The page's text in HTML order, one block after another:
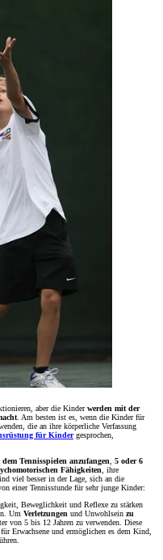
aber die Kinderwerden mit der
. Am besten ist es, wenn die Kinder für
die an ihre körperliche Verfassung
für Kindergesprochen,
Tennisspielen anzufangen
5 oder 6
Fähigkeiten , ihre
viel besser in der Lage, sich an die
einer Tennisstunde für sehr junge Kinder:
Beweglichkeit und Reflexe zu stärken
Um Verletzungen und Unwohlsein zu
von 5 bis 12 Jahren zu verwenden. Diese
Erwachsene und ermöglichen es dem Kind,